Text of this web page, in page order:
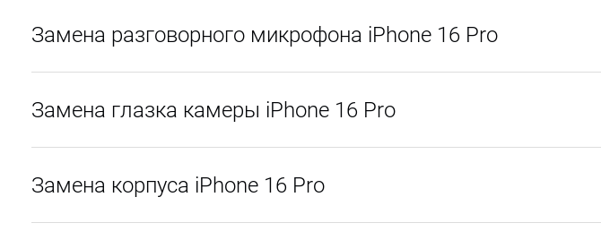
Замена разговорного микрофона iPhone 16 Pro
Замена глазка камеры iPhone 16 Pro
Замена корпуса iPhone 16 Pro